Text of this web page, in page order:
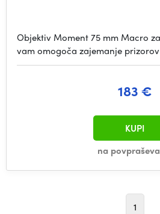
Objektiv Moment 75 mm Macro
vam omogoča zajemanje
183 €
na
KUPI
1